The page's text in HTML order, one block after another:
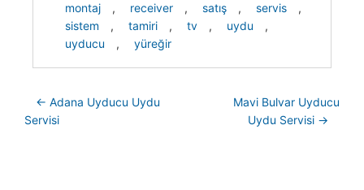
montaj
, receiver , satış , servis
,
sistem
, tamiri , tv , uydu
,
uyducu
, yüreğir
Post navigation
← Adana Uyducu Uydu
Servisi
Mavi Bulvar Uyducu
Uydu Servisi →